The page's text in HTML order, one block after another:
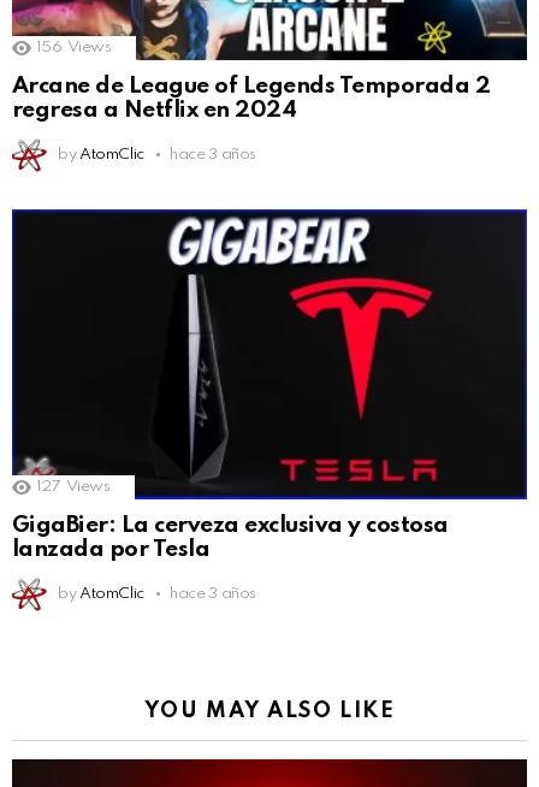
156 Views
Arcane de League of Legends Temporada 2
regresa a Netflix en 2024
by AtomClic hace 3 años
127 Views
GigaBier: La cerveza exclusiva y costosa
lanzada por Tesla
by AtomClic hace 3 años
YOU MAY ALSO LIKE